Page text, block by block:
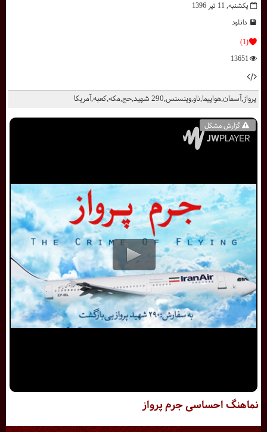
نماهنگ احساسی جرم پرواز
گزارش مشکل
پرواز,آسمان,هواپیما,ناو,وینسنس,290 شهید,حج,مکه,کعبه,آمریکا
یکشنبه, 11 تیر 1396
دانلود
(1)
13651